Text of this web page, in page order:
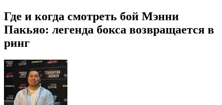
Где и когда смотреть бой Мэнни
Пакьяо: легенда бокса возвращается в
ринг